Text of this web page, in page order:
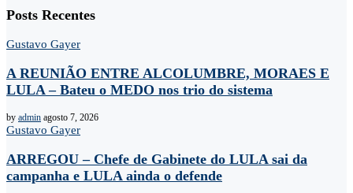
Posts Recentes
Gustavo Gayer
A REUNIÃO ENTRE ALCOLUMBRE, MORAES E
LULA – Bateu o MEDO nos trio do sistema
by admin agosto 7, 2026
Gustavo Gayer
ARREGOU – Chefe de Gabinete do LULA sai da
campanha e LULA ainda o defende